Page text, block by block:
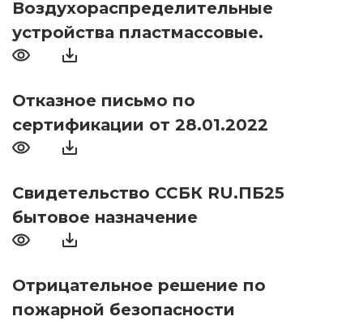
Воздухораспределительные
устройства пластмассовые.
Отказное письмо по
сертификации от 28.01.2022
Свидетельство ССБК RU.ПБ25
бытовое назначение
Отрицательное решение по
пожарной безопасности